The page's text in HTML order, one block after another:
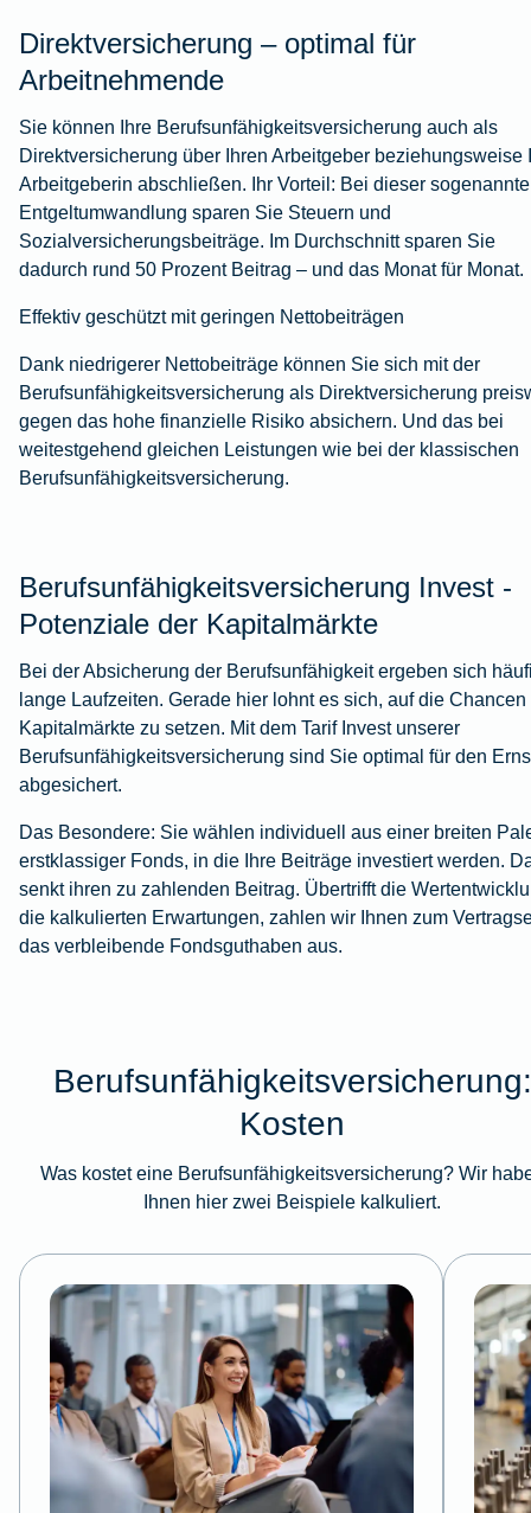
Direktversicherung – optimal für
Arbeitnehmende
Sie können Ihre Berufsunfähigkeitsversicherung auch als
Direktversicherung über Ihren Arbeitgeber beziehungsweise
Arbeitgeberin abschließen. Ihr Vorteil: Bei dieser
Entgeltumwandlung sparen Sie Steuern und
Sozialversicherungsbeiträge. Im Durchschnitt sparen Sie
dadurch rund 50 Prozent Beitrag – und das Monat für Monat.
Effektiv geschützt mit geringen Nettobeiträgen
Dank niedrigerer Nettobeiträge können Sie sich mit der
Berufsunfähigkeitsversicherung als Direktversicherung
gegen das hohe finanzielle Risiko absichern. Und das bei
weitestgehend gleichen Leistungen wie bei der klassischen
Berufsunfähigkeitsversicherung.
Berufsunfähigkeitsversicherung Invest -
Potenziale der Kapitalmärkte
Bei der Absicherung der Berufsunfähigkeit ergeben sich
lange Laufzeiten. Gerade hier lohnt es sich, auf die Chancen
Kapitalmärkte zu setzen. Mit dem Tarif Invest unserer
Berufsunfähigkeitsversicherung sind Sie optimal für den
abgesichert.
Das Besondere: Sie wählen individuell aus einer breiten
erstklassiger Fonds, in die Ihre Beiträge investiert werden.
senkt ihren zu zahlenden Beitrag. Übertrifft die
die kalkulierten Erwartungen, zahlen wir Ihnen zum
das verbleibende Fondsguthaben aus.
Berufsunfähigkeitsversicherung:
Kosten
Was kostet eine Berufsunfähigkeitsversicherung? Wir
Ihnen hier zwei Beispiele kalkuliert.